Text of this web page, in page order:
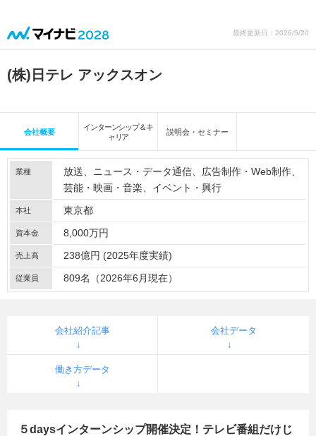
最終更新日：2026/5/20
(株)日テレ アックスオン
会社概要
インターンシップ＆キ
ャリア
説明会・セミナー
業種 放送 ニュース・データ通信
広告制作・Web制作
芸能・映画・音楽
イベント・興行
本社 東京都
資本金 8,000万円
売上高 238億円 (2025年度実績)
従業員 809名（2026年6月現在）
会社紹介記事 会社データ
働き方データ
５daysインターンシップ開催決定！テレビ番組だけじ